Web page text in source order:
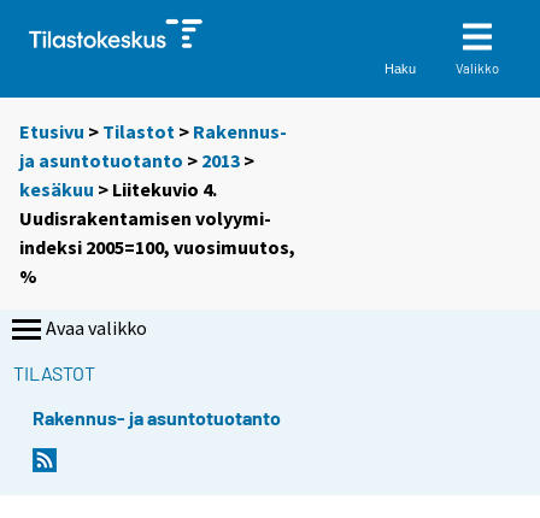
Haku Valikko
Etusivu > Tilastot > Rakennus-
ja asuntotuotanto > 2013 >
kesäkuu > Liitekuvio 4.
Uudisrakentamisen volyymi-
indeksi 2005=100, vuosimuutos,
%
Avaa valikko
TILASTOT
Rakennus- ja asuntotuotanto